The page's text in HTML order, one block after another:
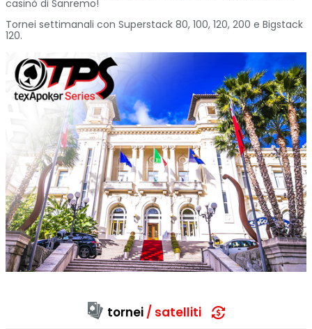
casinò di Sanremo!
Tornei settimanali con Superstack 80, 100, 120, 200 e Bigstack
120.
tornei satelliti